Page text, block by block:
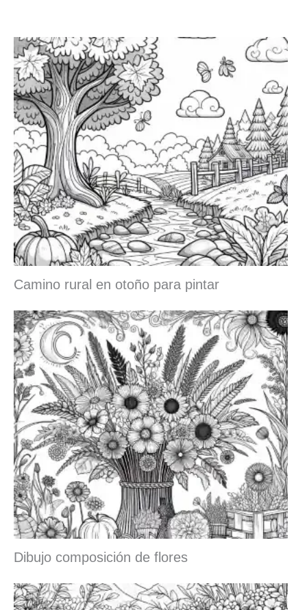
Camino rural en otoño para pintar
Dibujo composición de flores